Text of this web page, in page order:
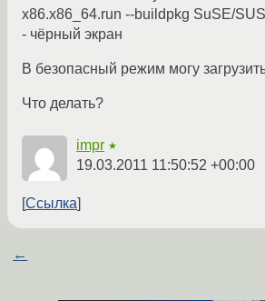
x86.x86_64.run --buildpkg SuSE/
- чёрный экран
В безопасный режим могу
Что делать?
impr ★
19.03.2011 11:50:52 +00:00
Ссылка
←